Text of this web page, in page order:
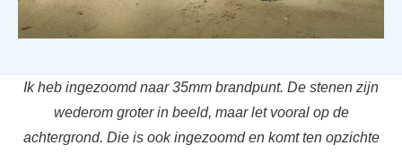
Ik heb ingezoomd naar 35mm brandpunt. De stenen zijn
wederom groter in beeld, maar let vooral op de
achtergrond. Die is ook ingezoomd en komt ten opzichte